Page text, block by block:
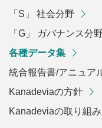
「S」 社会分野
「G」 ガバナンス分野
各種データ集
統合報告書/アニュア
Kanadeviaの方針
Kanadeviaの取り組み